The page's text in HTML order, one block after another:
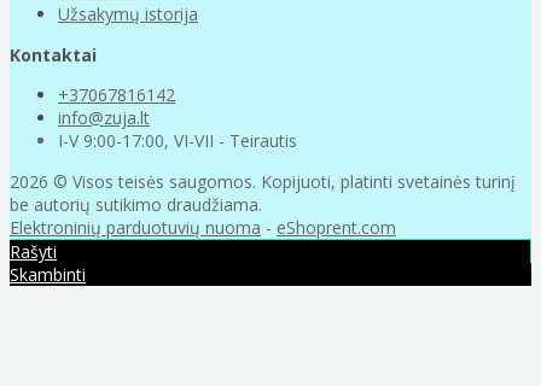
Užsakymų istorija
Kontaktai
+37067816142
info@zuja.lt
I-V 9:00-17:00, VI-VII - Teirautis
2026 © Visos teisės saugomos. Kopijuoti, platinti svetainės turinį
be autorių sutikimo draudžiama.
Elektroninių parduotuvių nuoma - eShoprent.com
Rašyti
Skambinti